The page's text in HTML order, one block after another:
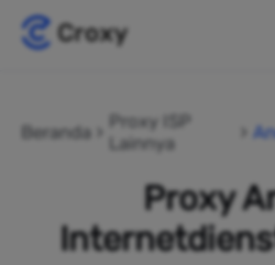
Beranda
Proxy ISP
Lainnya
Proxy